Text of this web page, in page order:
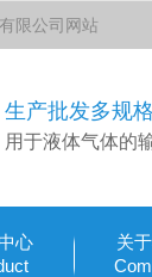
限公司网站
生产批发多规
用于液体气体的
心
关